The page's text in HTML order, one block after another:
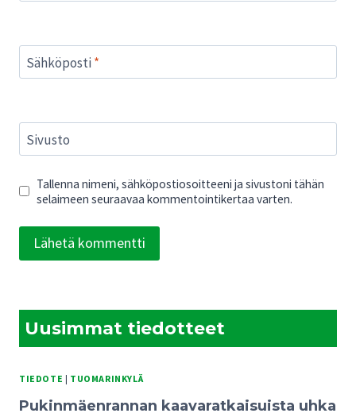
Sähköposti *
Sivusto
Tallenna nimeni, sähköpostiosoitteeni ja sivustoni tähän
selaimeen seuraavaa kommentointikertaa varten.
Uusimmat tiedotteet
TIEDOTE | TUOMARINKYLÄ
Pukinmäenrannan kaavaratkaisuista uhka